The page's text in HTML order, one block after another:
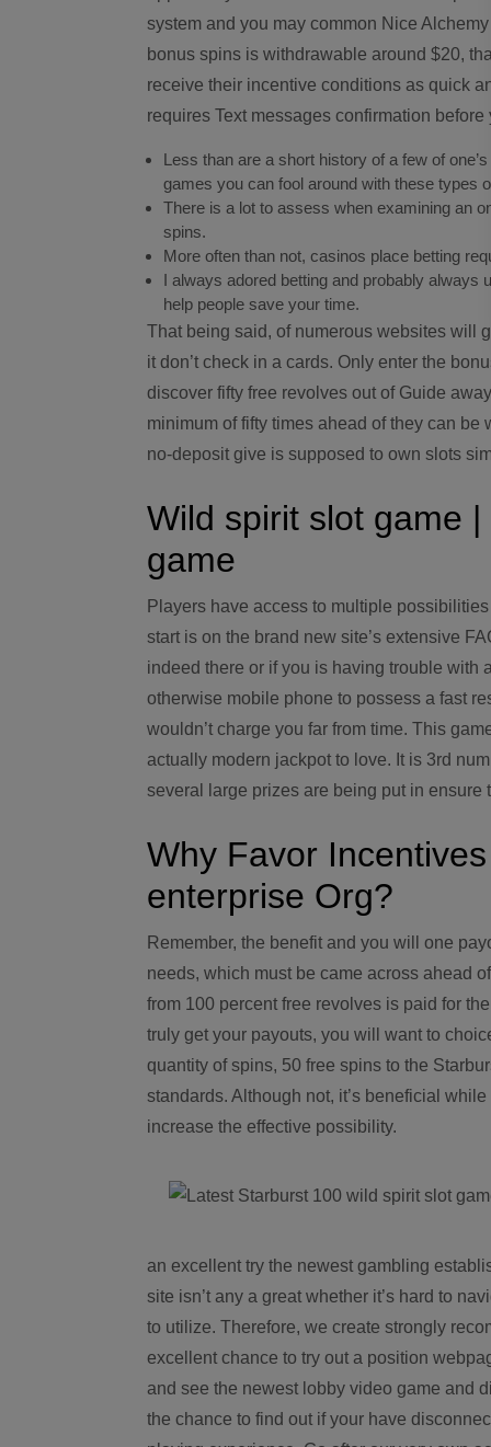
system and you may common Nice
bonus spins is withdrawable around $20,
receive their incentive conditions as quick
requires Text messages confirmation
Less than are a short history of a few of
games you can fool around with these types
There is a lot to assess when examining an
spins.
More often than not, casinos place betting
I always adored betting and probably always
help people save your time.
That being said, of numerous websites will
it don’t check in a cards. Only enter the
discover fifty free revolves out of Guide
minimum of fifty times ahead of they can
no-deposit give is supposed to own slots
Wild spirit slot game
game
Players have access to multiple
start is on the brand new site’s extensive
indeed there or if you is having trouble with
otherwise mobile phone to possess a fast
wouldn’t charge you far from time. This
actually modern jackpot to love. It is 3rd
several large prizes are being put in
Why Favor
enterprise Org?
Remember, the benefit and you will one
needs, which must be came across ahead
from 100 percent free revolves is paid for
truly get your payouts, you will want to
quantity of spins, 50 free spins to the
standards. Although not, it’s beneficial
increase the effective possibility.
an excellent try the newest gambling
site isn’t any a great whether it’s hard to
to utilize. Therefore, we create strongly
excellent chance to try out a position
and see the newest lobby video game and
the chance to find out if your have